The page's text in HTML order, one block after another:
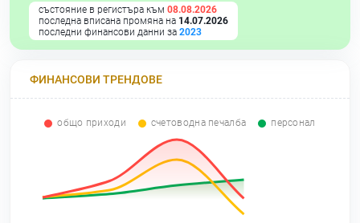
състояние в регистъра към 08.08.2026
последна вписана промяна на 14.07.2026
последни финансови данни за 2023
ФИНАНСОВИ ТРЕНДОВЕ
общо приходи счетоводна печалба персонал